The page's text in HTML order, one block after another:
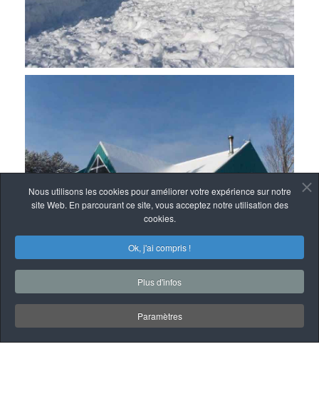
Nous utilisons les cookies pour améliorer votre expérience sur notre
site Web. En parcourant ce site, vous acceptez notre utilisation des
cookies.
Ok, j'ai compris !
Plus d'infos
Paramètres